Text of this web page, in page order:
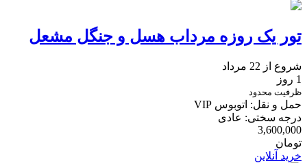
تور یک روزه مرداب هسل و جنگل مشعل
شروع از 22 مرداد
1 روز
ظرفیت محدود
حمل و نقل: اتوبوس VIP
درجه سختی: عادی
3,600,000
تومان
خرید آنلاین